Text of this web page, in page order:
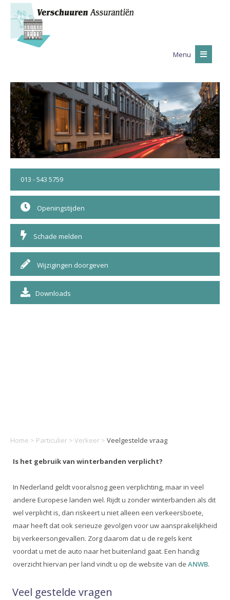
Menu
013 - 543 5759
Openingstijden
Schade melden
Wijzigingen doorgeven
Downloads
Home > Particulier > Verkeer > Veelgestelde vraag
Is het gebruik van winterbanden verplicht?
In Nederland geldt vooralsnog geen verplichting, maar in veel
andere Europese landen wel. Rijdt u zonder winterbanden als dit
wel verplicht is, dan riskeert u niet alleen een verkeersboete,
maar heeft dat ook serieuze gevolgen voor uw aansprakelijkheid
bij verkeersongevallen. Zorg daarom dat u de regels kent
voordat u met de auto naar het buitenland gaat. Een handig
overzicht hiervan per land vindt u op de website van de ANWB.
Veel gestelde vragen